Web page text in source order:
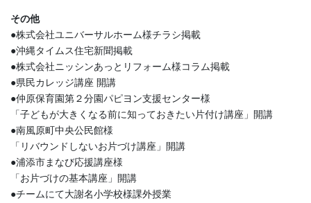
その他
●株式会社ユニバーサルホーム様チラシ掲載
●沖縄タイムス住宅新聞掲載
●株式会社ニッシンあっとリフォーム様コラム掲載
●県民カレッジ講座 開講
●仲原保育園第２分園パピヨン支援センター様
「子どもが大きくなる前に知っておきたい片付け講座」開講
●南風原町中央公民館様
「リバウンドしないお片づけ講座」開講
●浦添市まなび応援講座様
「お片づけの基本講座」開講
●チームにて大謝名小学校様課外授業